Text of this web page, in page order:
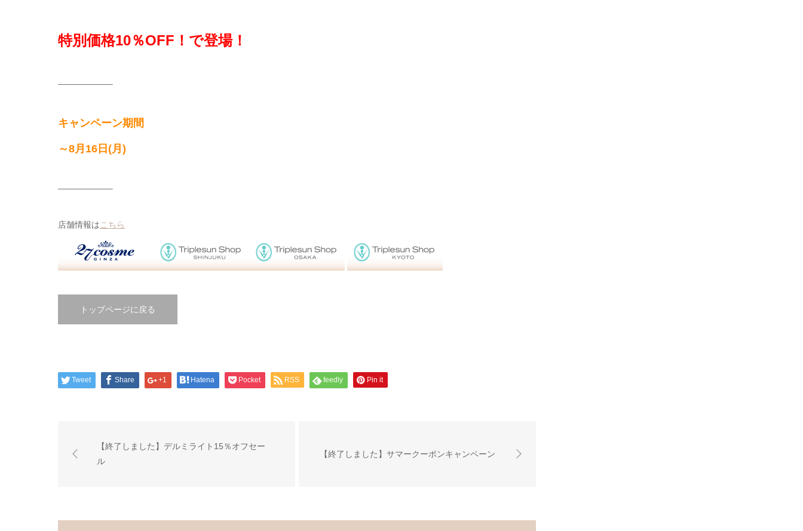
特別価格10％OFF！で登場！
——————–
キャンペーン期間
～8月16日(月)
——————–
店舗情報は こちら
トップページに戻る
Tweet Share +1 Hatena Pocket RSS feedly Pin it
【終了しました】デルミライト15％オフセー
ル
【終了しました】サマークーポンキャンペーン